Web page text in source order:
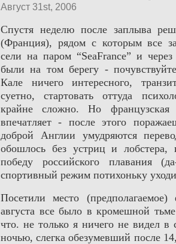
Август 31st, 2006
Спустя неделю после заплыва
(Франция), рядом с которым все
сели на паром “SeaFrance” и
были на том берегу -
Кале ничего интересного,
суетно, стартовать оттуда
крайне сложно. Но французская
впечатляет - после этого
доброй Англии умудряются
обошлось без устриц и лобстера,
победу российского плавания
спортивный режим потихоньку
Посетили место
августа все было в кромешной
что. не только я ничего не видел в
ночью, слегка обезумевший после